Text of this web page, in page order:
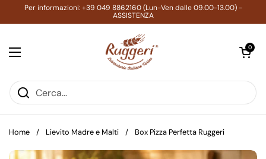
Passa ai contenuti
Per informazioni: +39 049 8862160 (Lun-Ven dalle 09.00-13.00) -
ASSISTENZA
Apri menu
Apri carrello
0
Home / Lievito Madre e Malti / Box Pizza Perfetta Ruggeri